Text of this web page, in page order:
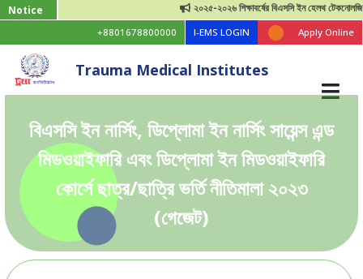
Notice ২০২৫-২০২৬ শিক্ষাবর্ষের বিএসসি ইন হেলথ টেকনোলজি
+8801678800000 I-EMS LOGIN Apply Online
Trauma Medical Institutes
বিএসসি ইন নার্সিং, ডিপ্লোমা ইন নার্সিং সায়েন্স এন্ড
মিডওয়াইফারি এবং ডিপ্লোমা ইন মিডওয়াইফারি
কোর্সে ছাত্র/ছাত্রি ভর্তি নীতিমালা ২০২৩
(গেজেট)